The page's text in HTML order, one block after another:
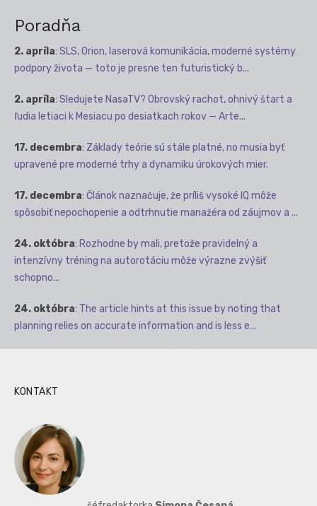
Poradňa
2. apríla: SLS, Orion, laserová komunikácia, moderné systémy
podpory života — toto je presne ten futuristický b...
2. apríla: Sledujete NasaTV? Obrovský rachot, ohnivý štart a
ľudia letiaci k Mesiacu po desiatkach rokov — Arte...
17. decembra: Základy teórie sú stále platné, no musia byť
upravené pre moderné trhy a dynamiku úrokových mier.
17. decembra: Článok naznačuje, že príliš vysoké IQ môže
spôsobiť nepochopenie a odtrhnutie manažéra od záujmov a ...
24. októbra: Rozhodne by mali, pretože pravidelný a
intenzívny tréning na autorotáciu môže výrazne zvýšiť
schopno...
24. októbra: The article hints at this issue by noting that
planning relies on accurate information and is less e...
KONTAKT